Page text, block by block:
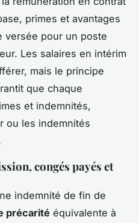
primes et avantages
pour un poste
Les salaires en intérim
mais le principe
que chaque
et indemnités,
ou les indemnités
congés payés et
indemnité de fin de
précarité équivalente à